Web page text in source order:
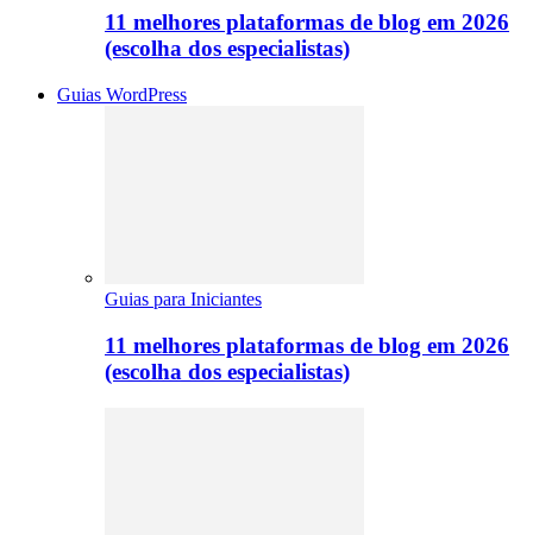
11 melhores plataformas de blog em 2026
(escolha dos especialistas)
Guias WordPress
Guias para Iniciantes
11 melhores plataformas de blog em 2026
(escolha dos especialistas)